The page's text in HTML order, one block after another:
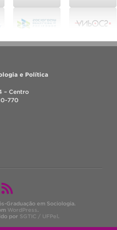
e Política
– Centro
770
Graduação em Sociologia.
WordPress.
por SGTIC / UFPel.